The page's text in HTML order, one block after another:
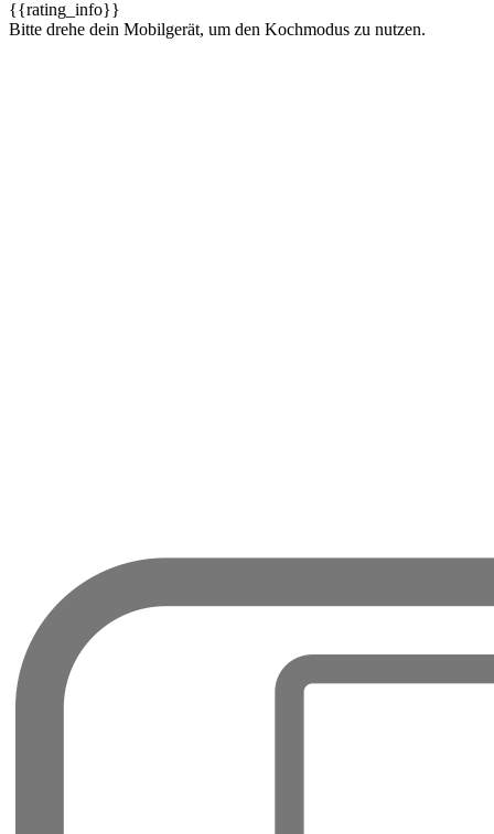
{{rating_info}}
Bitte drehe dein Mobilgerät, um den Kochmodus zu nutzen.